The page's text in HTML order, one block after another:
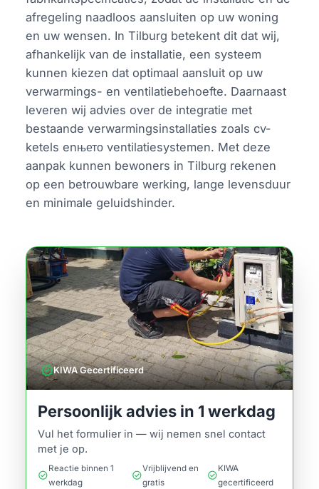
afregeling naadloos aansluiten op uw woning
en uw wensen. In Tilburg betekent dit dat wij,
afhankelijk van de installatie, een systeem
kunnen kiezen dat optimaal aansluit op uw
verwarmings- en ventilatiebehoefte. Daarnaast
leveren wij advies over de integratie met
bestaande verwarmingsinstallaties zoals cv-
ketels enњето ventilatiesystemen. Met deze
aanpak kunnen bewoners in Tilburg rekenen
op een betrouwbare werking, lange levensduur
en minimale geluidshinder.
verifiedKIWA Gecertificeerd
Persoonlijk advies in 1 werkdag
Vul het formulier in — wij nemen snel contact
met je op.
check_circle
Reactie binnen 1
werkdag
check_circle
Vrijblijvend en
gratis
check_circle
KIWA
gecertificeerd